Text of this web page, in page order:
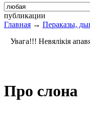
публикации
Главная → Пераказы,
Увага!!! Невялікія
Про слона